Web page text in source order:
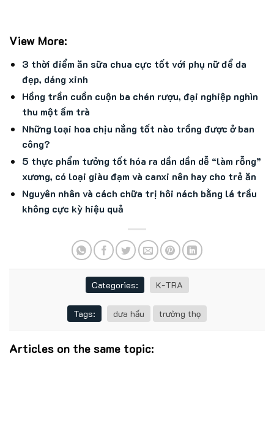
View More:
3 thời điểm ăn sữa chua cực tốt với phụ nữ để da
đẹp, dáng xinh
Hồng trần cuồn cuộn ba chén rượu, đại nghiệp nghìn
thu một ấm trà
Những loại hoa chịu nắng tốt nào trồng được ở ban
công?
5 thực phẩm tưởng tốt hóa ra dần dần dễ “làm rỗng”
xương, có loại giàu đạm và canxi nên hay cho trẻ ăn
Nguyên nhân và cách chữa trị hôi nách bằng lá trầu
không cực kỳ hiệu quả
Categories: K-TRA
Tags: dưa hấu trường thọ
Articles on the same topic: